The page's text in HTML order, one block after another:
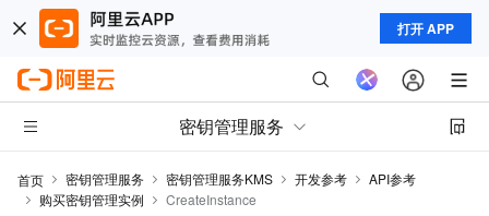
打开 APP
密钥管理服务
首页 密钥管理服务 密钥管理服务KMS 开发参考
API参考
购买密钥管理实例
CreateInstance